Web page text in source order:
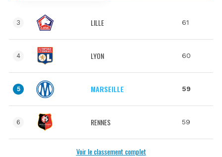
3 LILLE 61
4 LYON 60
5 MARSEILLE 59
6 RENNES 59
Voir le classement complet